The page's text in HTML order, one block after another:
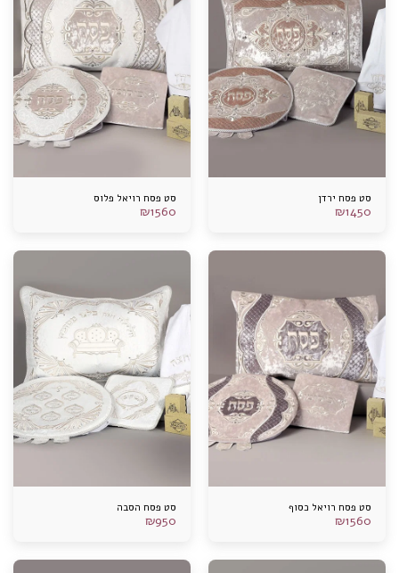
סט פסח ירדן
₪1450
סט פסח רויאל פלוס
₪1560
סט פסח רויאל כסוף
₪1560
סט פסח הסבה
₪950